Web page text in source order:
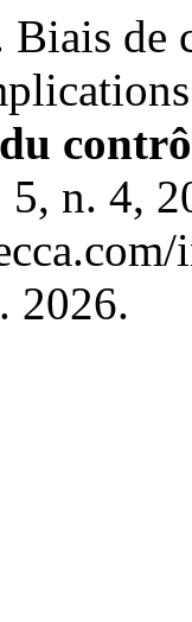
de
5, n. 4,
2026.